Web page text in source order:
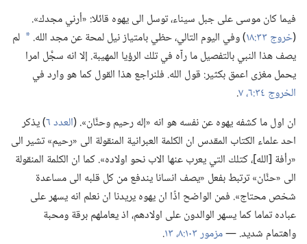
فيما كان موسى على جبل سيناء،‏ توسل الى يهوه قائلا:‏ «أرني مجدك».‏
(‏خروج ٣٣:‏١٨ ‏)‏ وفي اليوم التالي،‏ حظي بامتياز نيل لمحة عن مجد الله.‏ * لم
يصف هذا النبي بالتفصيل ما رآه في تلك الرؤيا المهيبة.‏ إلا انه سجَّل امرا
يحمل مغزى اعمق بكثير:‏ قول الله.‏ فلنراجع هذا القول كما هو وارد في
الخروج ٣٤:‏٦،‏ ٧
‏.‏
ان اول ما كشفه يهوه عن نفسه هو انه «إله رحيم وحنَّان».‏ (‏العدد ٦ ‏)‏ يذكر
احد علماء الكتاب المقدس ان الكلمة العبرانية المنقولة الى «رحيم» تشير الى
«رأفة [الله]،‏ كتلك التي يعرب عنها الاب نحو اولاده».‏ كما ان الكلمة المنقولة
الى «حنَّان» ترتبط بفعل «يصف انسانا يندفع من كل قلبه الى مساعدة
شخص محتاج».‏ فمن الواضح اذًا ان يهوه يريدنا ان نعلم انه يسهر على
عباده تماما كما يسهر الوالدون على اولادهم،‏ اذ يعاملهم برقة ومحبة
واهتمام شديد.‏ —‏مزمور ١٠٣:‏٨،‏
‏.‏